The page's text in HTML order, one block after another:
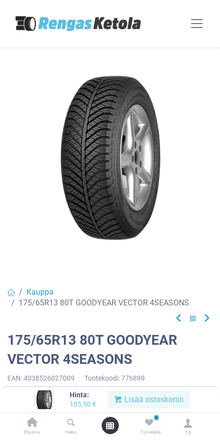
Hinta:
105,50 € Lisää ostoskoriin
Etusivu Haku
0
Toivelista Tili
Kauppa
175/65R13 80T GOODYEAR VECTOR 4SEASONS
175/65R13 80T GOODYEAR
VECTOR 4SEASONS
EAN:4038526027009 Tuotekoodi:776899
105,50€
Toimittajilla (kotimaa):
Saatavilla
Toimitusaika:5 arkipäivää